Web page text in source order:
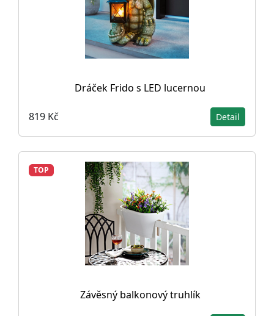
Dráček Frido s LED lucernou
819 Kč Detail
TOP
Závěsný balkonový truhlík